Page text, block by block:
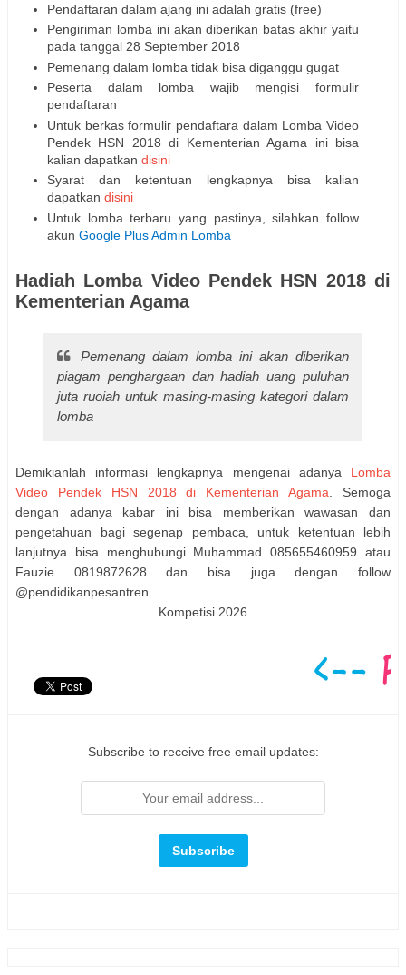
Pendaftaran dalam ajang ini adalah gratis (free)
Pengiriman lomba ini akan diberikan batas akhir yaitu
pada tanggal 28 September 2018
Pemenang dalam lomba tidak bisa diganggu gugat
Peserta dalam lomba wajib mengisi formulir
pendaftaran
Untuk berkas formulir pendaftara dalam Lomba Video
Pendek HSN 2018 di Kementerian Agama ini bisa
kalian dapatkan disini
Syarat dan ketentuan lengkapnya bisa kalian
dapatkan disini
Untuk lomba terbaru yang pastinya, silahkan follow
akun Google Plus Admin Lomba
Hadiah Lomba Video Pendek HSN 2018 di
Kementerian Agama
Pemenang dalam lomba ini akan diberikan
piagam penghargaan dan hadiah uang puluhan
juta ruoiah untuk masing-masing kategori dalam
lomba
Demikianlah informasi lengkapnya mengenai adanya Lomba
Video Pendek HSN 2018 di Kementerian Agama . Semoga
dengan adanya kabar ini bisa memberikan wawasan dan
pengetahuan bagi segenap pembaca, untuk ketentuan lebih
lanjutnya bisa menghubungi Muhammad 085655460959 atau
Fauzie 0819872628 dan bisa juga dengan follow
@pendidikanpesantren
Kompetisi 2026
Subscribe to receive free email updates: